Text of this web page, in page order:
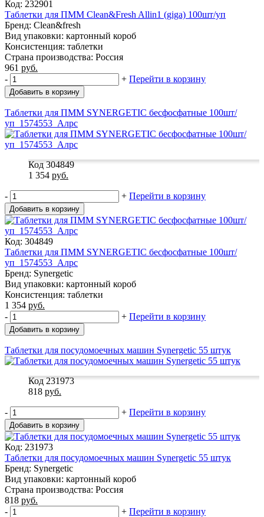
Код: 232901
Таблетки для ПММ Clean&Fresh Allin1 (giga) 100шт/уп
Бренд: Clean&fresh
Вид упаковки: картонный короб
Консистенция: таблетки
Страна производства: Россия
961 руб.
-
+ Перейти в корзину
Добавить в корзину
Таблетки для ПММ SYNERGETIC бесфосфатные 100шт/
уп_1574553_Алрс
Код 304849
1 354 руб.
- + Перейти в корзину
Добавить в корзину
Код: 304849
Таблетки для ПММ SYNERGETIC бесфосфатные 100шт/
уп_1574553_Алрс
Бренд: Synergetic
Вид упаковки: картонный короб
Консистенция: таблетки
1 354 руб.
-
+ Перейти в корзину
Добавить в корзину
Таблетки для посудомоечных машин Synergetic 55 штук
Код 231973
818 руб.
- + Перейти в корзину
Добавить в корзину
Код: 231973
Таблетки для посудомоечных машин Synergetic 55 штук
Бренд: Synergetic
Вид упаковки: картонный короб
Страна производства: Россия
818 руб.
-
+ Перейти в корзину